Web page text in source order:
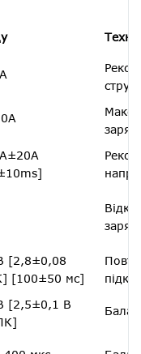
струм
[2,8±0,08
[100±50 мс]
[2,5±0,1 В